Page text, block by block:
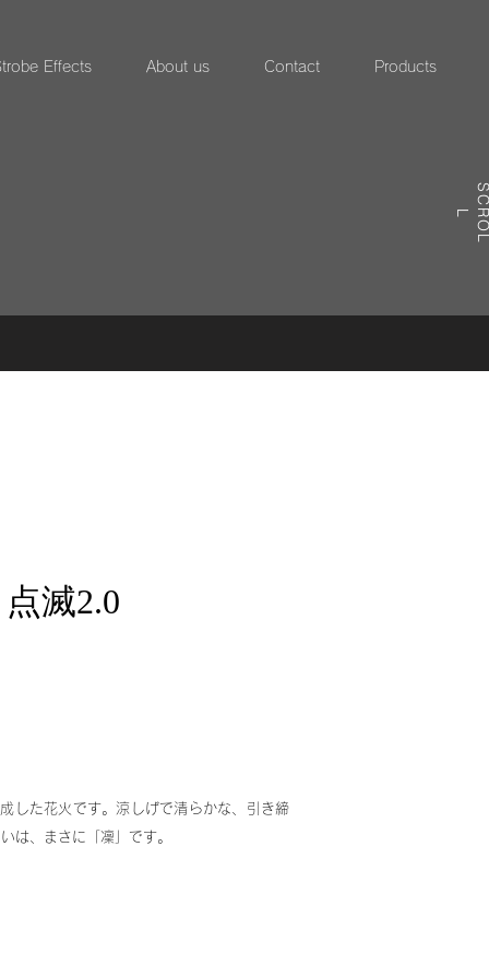
Effects About us Contact Products
R
L
滅2.0
した花火です。涼しげで清らかな、引き締
は、まさに「凜」です。